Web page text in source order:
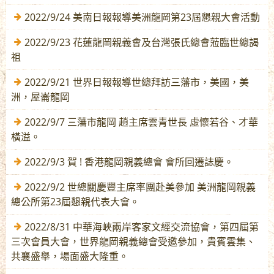
2022/9/24 美南日報報導美洲龍岡第23屆懇親大會活動
2022/9/23 花蓮龍岡親義會及台灣張氏總會蒞臨世總謁
祖
2022/9/21 世界日報報導世總拜訪三藩市，美國，美
洲，屋崙龍岡
2022/9/7 三藩市龍岡 趙主席雲青世長 虛懷若谷、才華
橫溢。
2022/9/3 賀 ! 香港龍岡親義總會 會所回遷誌慶。
2022/9/2 世總關慶豐主席率團赴美參加 美洲龍岡親義
總公所第23屆懇親代表大會。
2022/8/31 中華海峽兩岸客家文經交流協會，第四屆第
三次會員大會，世界龍岡親義總會受邀參加，貴賓雲集、
共襄盛舉，場面盛大隆重。